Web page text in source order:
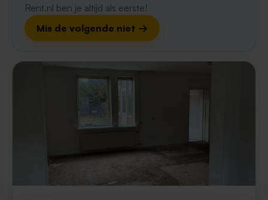
Rent.nl ben je altijd als eerste!
Mis de volgende niet →